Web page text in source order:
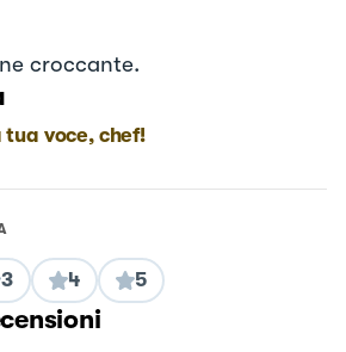
croccante.
tua voce, chef!
3 4 5